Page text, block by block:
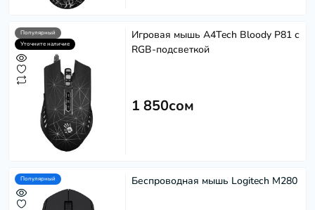
Популярный
Уточните наличие
Игровая мышь A4Tech Bloody P81 с
RGB-подсветкой
1 850сом
Популярный Беспроводная мышь Logitech M280